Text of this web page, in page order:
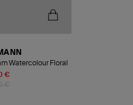
€
Watercolour Floral